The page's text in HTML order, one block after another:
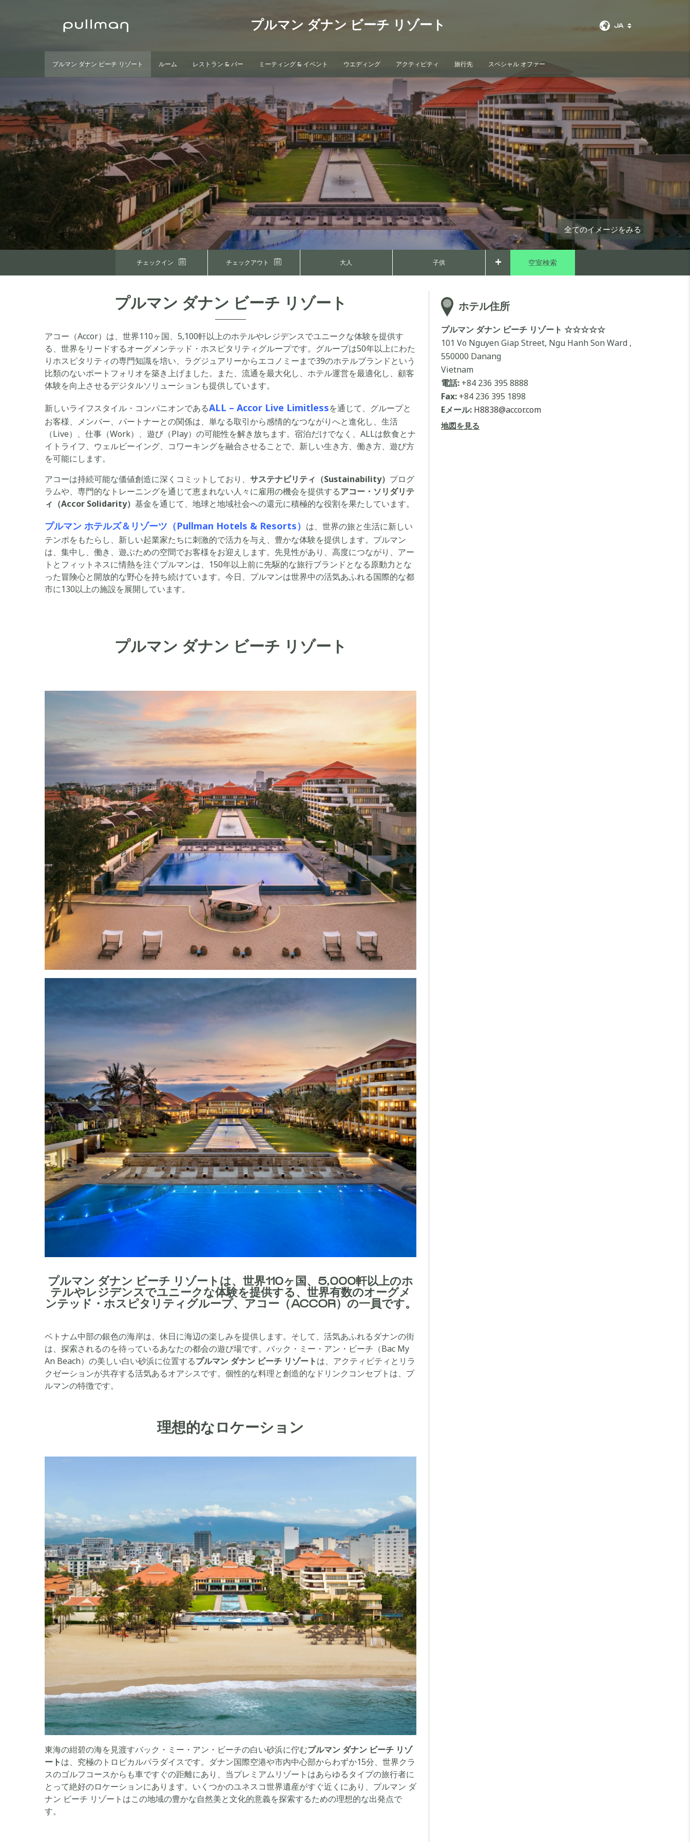
プルマン ダナン ビーチ リゾート JA
プルマン ダナン ビーチ リゾート ルーム レストラン & バー ミーティング & イベント ウエディング アクティビティ 旅行先 スペシャル オファー
空室検索
全てのイメージをみる
チェックイン チェックアウト 大人 子供 +
プルマン ダナン ビーチ リゾート
アコー（Accor）は、世界110ヶ国、5,100軒以上のホテルやレジデンスでユニークな体験を提供す
る、世界をリードするオーグメンテッド・ホスピタリティグループです。グループは50年以上にわた
りホスピタリティの専門知識を培い、ラグジュアリーからエコノミーまで39のホテルブランドという
比類のないポートフォリオを築き上げました。また、流通を最大化し、ホテル運営を最適化し、顧客
体験を向上させるデジタルソリューションも提供しています。
新しいライフスタイル・コンパニオンであるALL – Accor Live Limitlessを通じて、グループと
お客様、メンバー、パートナーとの関係は、単なる取引から感情的なつながりへと進化し、生活
（Live）、仕事（Work）、遊び（Play）の可能性を解き放ちます。宿泊だけでなく、ALLは飲食とナ
イトライフ、ウェルビーイング、コワーキングを融合させることで、新しい生き方、働き方、遊び方
を可能にします。
アコーは持続可能な価値創造に深くコミットしており、 サステナビリティ（Sustainability） プログ
ラムや、専門的なトレーニングを通じて恵まれない人々に雇用の機会を提供するアコー・ソリダリテ
ィ（Accor Solidarity） 基金を通じて、地球と地域社会への還元に積極的な役割を果たしています。
プルマン ホテルズ＆リゾーツ（Pullman Hotels & Resorts） は、世界の旅と生活に新しい
テンポをもたらし、新しい起業家たちに刺激的で活力を与え、豊かな体験を提供します。プルマン
は、集中し、働き、遊ぶための空間でお客様をお迎えします。先見性があり、高度につながり、アー
トとフィットネスに情熱を注ぐプルマンは、150年以上前に先駆的な旅行ブランドとなる原動力とな
った冒険心と開放的な野心を持ち続けています。今日、プルマンは世界中の活気あふれる国際的な都
市に130以上の施設を展開しています。
プルマン ダナン ビーチ リゾート
プルマン ダナン ビーチ リゾートは、世界110ヶ国、5,000軒以上のホ
テルやレジデンスでユニークな体験を提供する、世界有数のオーグメ
ンテッド・ホスピタリティグループ、アコー（ACCOR）の一員です。
ベトナム中部の銀色の海岸は、休日に海辺の楽しみを提供します。そして、活気あふれるダナンの街
は、探索されるのを待っているあなたの都会の遊び場です。バック・ミー・アン・ビーチ（Bac My
An Beach）の美しい白い砂浜に位置するプルマン ダナン ビーチ リゾートは、アクティビティとリラ
クゼーションが共存する活気あるオアシスです。個性的な料理と創造的なドリンクコンセプトは、プ
ルマンの特徴です。
理想的なロケーション
東海の紺碧の海を見渡すバック・ミー・アン・ビーチの白い砂浜に佇むプルマン ダナン ビーチ リゾ
ートは、究極のトロピカルパラダイスです。ダナン国際空港や市内中心部からわずか15分、世界クラ
スのゴルフコースからも車ですぐの距離にあり、当プレミアムリゾートはあらゆるタイプの旅行者に
とって絶好のロケーションにあります。いくつかのユネスコ世界遺産がすぐ近くにあり、プルマン ダ
ナン ビーチ リゾートはこの地域の豊かな自然美と文化的意義を探索するための理想的な出発点で
す。
ホテル住所
プルマン ダナン ビーチ リゾート ☆☆☆☆☆
101 Vo Nguyen Giap Street, Ngu Hanh Son Ward ,
550000 Danang
Vietnam
電話: +84 236 395 8888
Fax: +84 236 395 1898
Eメール: H8838@accor.com
地図を見る